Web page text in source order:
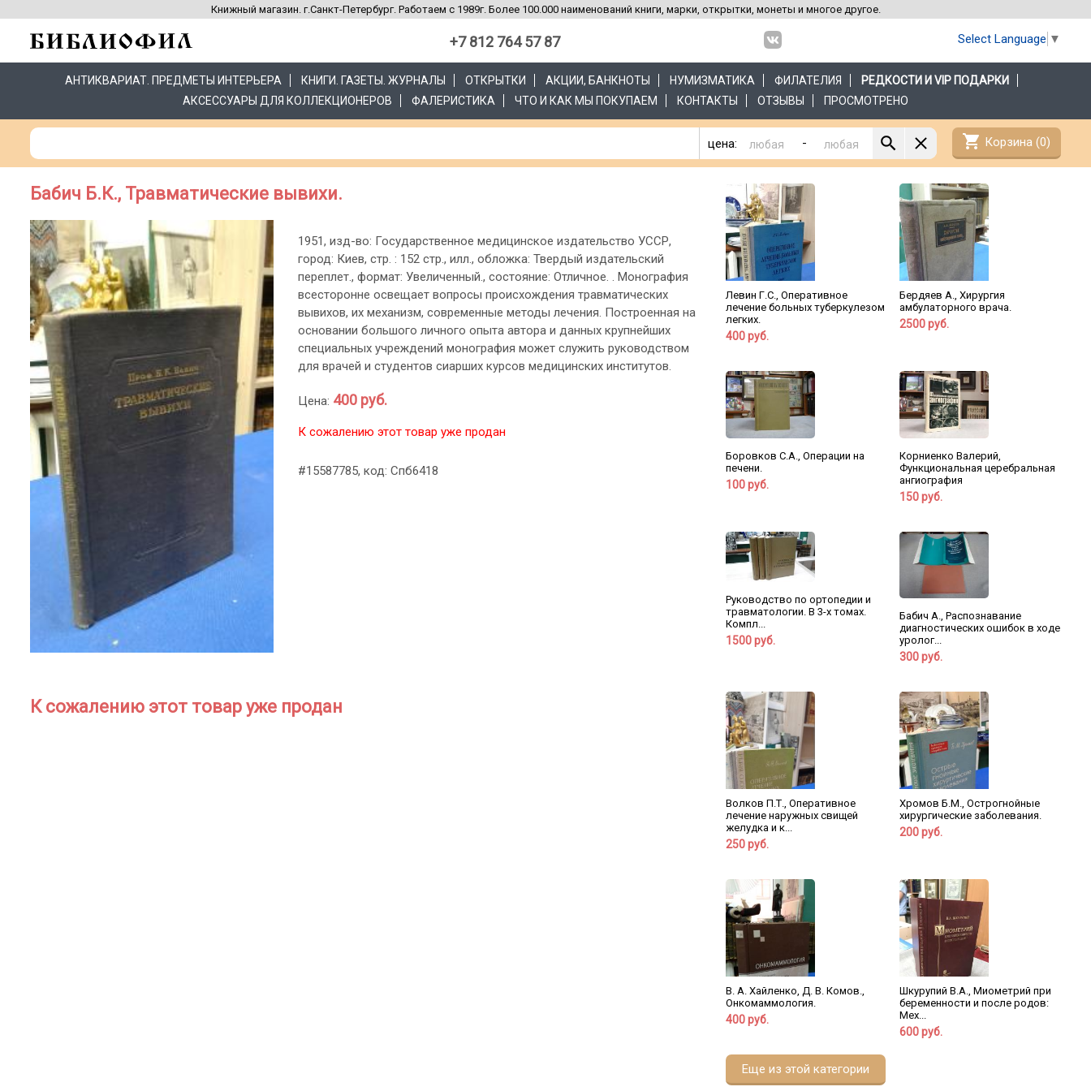
Книжный магазин. г.Санкт-Петербург. Работаем с 1989г. Более 100.000 наименований книги, марки, открытки, монеты и многое другое.
+7 812 764 57 87 Select Language ▼
АНТИКВАРИАТ. ПРЕДМЕТЫ ИНТЕРЬЕРА КНИГИ. ГАЗЕТЫ. ЖУРНАЛЫ ОТКРЫТКИ АКЦИИ, БАНКНОТЫ НУМИЗМАТИКА ФИЛАТЕЛИЯ
РЕДКОСТИ И VIP ПОДАРКИ
АКСЕССУАРЫ ДЛЯ КОЛЛЕКЦИОНЕРОВ
ФАЛЕРИСТИКА ЧТО И КАК МЫ ПОКУПАЕМ КОНТАКТЫ ОТЗЫВЫ ПРОСМОТРЕНО
цена: - shopping_cart Корзина (0)
Бабич Б.К., Травматические вывихи.
1951, изд-во: Государственное медицинское издательство УССР,
город: Киев, стр. : 152 стр., илл., обложка: Твердый издательский
переплет., формат: Увеличенный., состояние: Отличное. . Монография
всесторонне освещает вопросы происхождения травматических
вывихов, их механизм, современные методы лечения. Построенная на
основании большого личного опыта автора и данных крупнейших
специальных учреждений монография может служить руководством
для врачей и студентов сиарших курсов медицинских институтов.
Цена: 400 руб.
К сожалению этот товар уже продан
#15587785, код: Спб6418
К сожалению этот товар уже продан
Левин Г.С., Оперативное
лечение больных туберкулезом
легких.
400 руб.
Бердяев А., Хирургия
амбулаторного врача.
2500 руб.
Боровков С.А., Операции на
печени.
100 руб.
Корниенко Валерий,
Функциональная церебральная
ангиография
150 руб.
Руководство по ортопедии и
травматологии. В 3-х томах.
Компл...
1500 руб.
Бабич А., Распознавание
диагностических ошибок в ходе
уролог...
300 руб.
Волков П.Т., Оперативное
лечение наружных свищей
желудка и к...
250 руб.
Хромов Б.М., Острогнойные
хирургические заболевания.
200 руб.
В. А. Хайленко, Д. В. Комов.,
Онкомаммология.
400 руб.
Шкурупий В.А., Миометрий при
беременности и после родов:
Мех...
600 руб.
Еще из этой категории